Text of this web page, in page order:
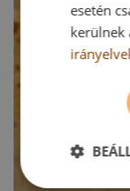
esetén
kerülnek